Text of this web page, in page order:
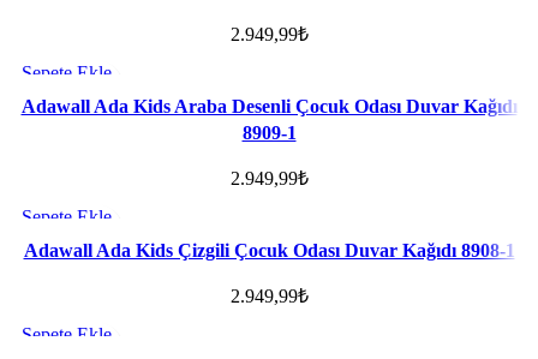
2.949,99₺
Sepete Ekle
Favorilere ekle
Adawall Ada Kids Araba Desenli Çocuk Odası Duvar Kağıdı
8909-1
2.949,99₺
Sepete Ekle
Favorilere ekle
Adawall Ada Kids Çizgili Çocuk Odası Duvar Kağıdı 8908-1
2.949,99₺
Sepete Ekle